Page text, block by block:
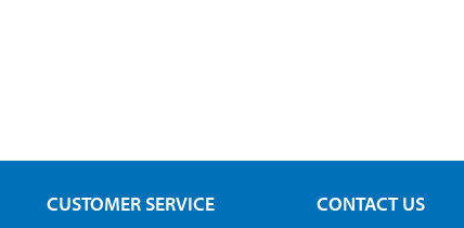
CUSTOMER SERVICE CONTACT US